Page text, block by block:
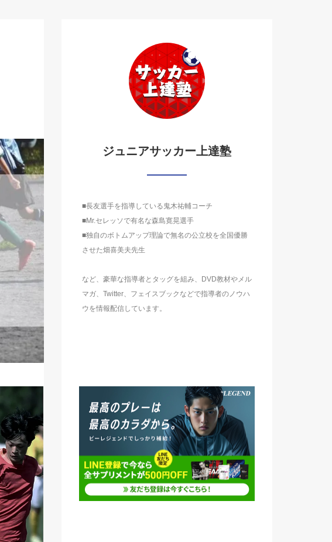
ジュニアサッカー上達塾
■長友選手を指導している鬼木祐輔コーチ
■Mr.セレッソで有名な森島寛晃選手
■独自のボトムアップ理論で無名の公立校を全国優勝
させた畑喜美夫先生
など、豪華な指導者とタッグを組み、DVD教材やメル
マガ、Twitter、フェイスブックなどで指導者のノウハ
ウを情報配信しています。